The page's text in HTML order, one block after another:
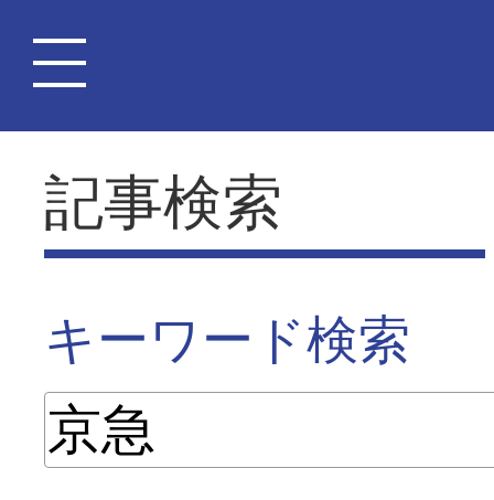
記事検索
キーワード検索